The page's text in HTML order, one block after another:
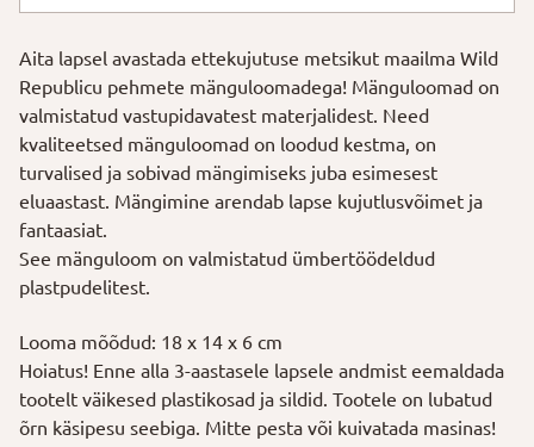
Aita lapsel avastada ettekujutuse metsikut maailma Wild
Republicu pehmete mänguloomadega! Mänguloomad on
valmistatud vastupidavatest materjalidest. Need
kvaliteetsed mänguloomad on loodud kestma, on
turvalised ja sobivad mängimiseks juba esimesest
eluaastast. Mängimine arendab lapse kujutlusvõimet ja
fantaasiat.
See mänguloom on valmistatud ümbertöödeldud
plastpudelitest.
Looma mõõdud: 18 x 14 x 6 cm
Hoiatus! Enne alla 3-aastasele lapsele andmist eemaldada
tootelt väikesed plastikosad ja sildid. Tootele on lubatud
õrn käsipesu seebiga. Mitte pesta või kuivatada masinas!